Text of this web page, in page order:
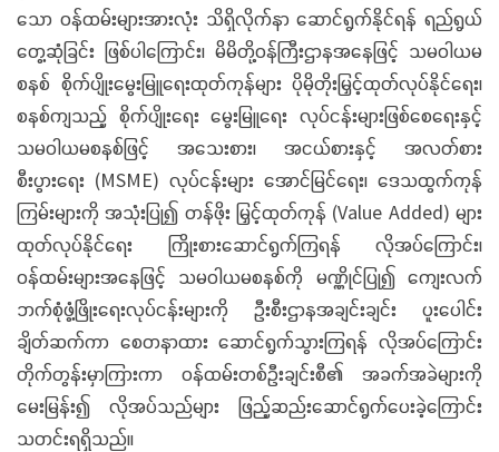
သော ဝန်ထမ်းများအားလုံး သိရှိလိုက်နာ ဆောင်ရွက်နိုင်ရန် ရည်ရွယ်
တွေ့ဆုံခြင်း ဖြစ်ပါကြောင်း၊ မိမိတို့ဝန်ကြီးဌာနအနေဖြင့် သမဝါယမ
စနစ် စိုက်ပျိုးမွေးမြူရေးထုတ်ကုန်များ ပိုမိုတိုးမြှင့်ထုတ်လုပ်နိုင်ရေး၊
စနစ်ကျသည့် စိုက်ပျိုးရေး မွေးမြူရေး လုပ်ငန်းများဖြစ်စေရေးနှင့်
သမဝါယမစနစ်ဖြင့် အသေးစား၊ အငယ်စားနှင့် အလတ်စား
စီးပွားရေး (MSME) လုပ်ငန်းများ အောင်မြင်ရေး၊ ဒေသထွက်ကုန်
ကြမ်းများကို အသုံးပြု၍ တန်ဖိုး မြှင့်ထုတ်ကုန် (Value Added) များ
ထုတ်လုပ်နိုင်ရေး ကြိုးစားဆောင်ရွက်ကြရန် လိုအပ်ကြောင်း၊
ဝန်ထမ်းများအနေဖြင့် သမဝါယမစနစ်ကို မဏ္ဏိုင်ပြု၍ ကျေးလက်
ဘက်စုံဖွံ့ဖြိုးရေးလုပ်ငန်းများကို ဦးစီးဌာနအချင်းချင်း ပူးပေါင်း
ချိတ်ဆက်ကာ စေတနာထား ဆောင်ရွက်သွားကြရန် လိုအပ်ကြောင်း
တိုက်တွန်းမှာကြားကာ ဝန်ထမ်းတစ်ဦးချင်းစီ၏ အခက်အခဲများကို
မေးမြန်း၍ လိုအပ်သည်များ ဖြည့်ဆည်းဆောင်ရွက်ပေးခဲ့ကြောင်း
သတင်းရရှိသည်။